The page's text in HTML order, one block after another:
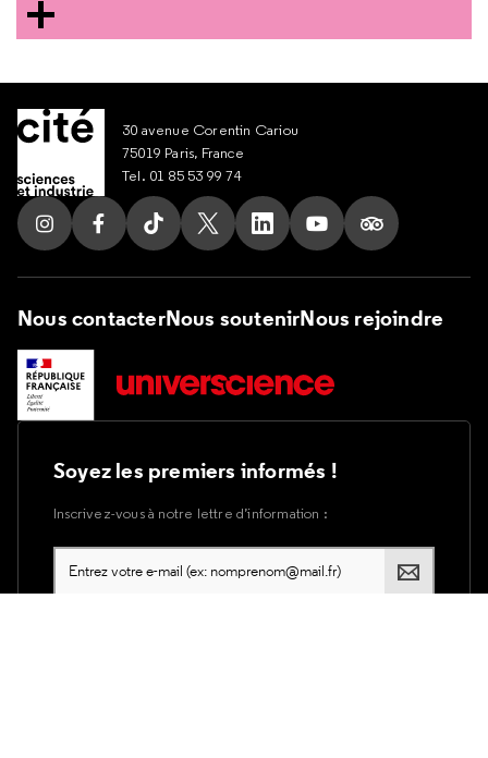
30 avenue Corentin Cariou
75019 Paris, France
Tel. 01 85 53 99 74
Suivez nous sur Instagram
Suivez nous sur Facebook
Suivez nous sur Tik Tok
Suivez nous sur X
Suivez nous sur LinkedIn
Suivez nous sur
Suivez nous
Nous contacterNous soutenirNous rejoindre
Soyez les premiers informés !
Inscrivez-vous à notre lettre d’information :